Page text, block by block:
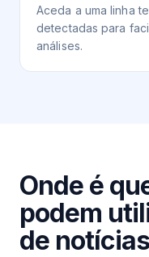
Aceda a uma linha
detectadas para
análises.
Onde é
podem
de